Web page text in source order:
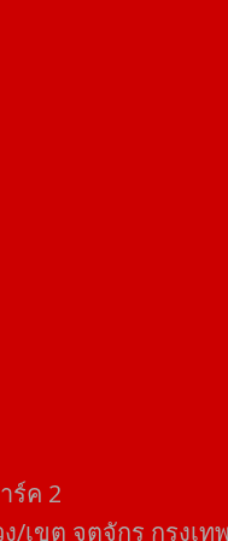
ร์ค​ 2
/เขต​ จตุจักร​ กรุงเท